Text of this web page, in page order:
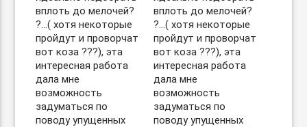
вплоть до мелочей?
?…( хотя некоторые
пройдут и проворчат
вот коза ???), эта
интересная работа
дала мне
возможность
задуматься по
поводу упущенных
вплоть до мелочей?
?…( хотя некоторые
пройдут и проворчат
вот коза ???), эта
интересная работа
дала мне
возможность
задуматься по
поводу упущенных